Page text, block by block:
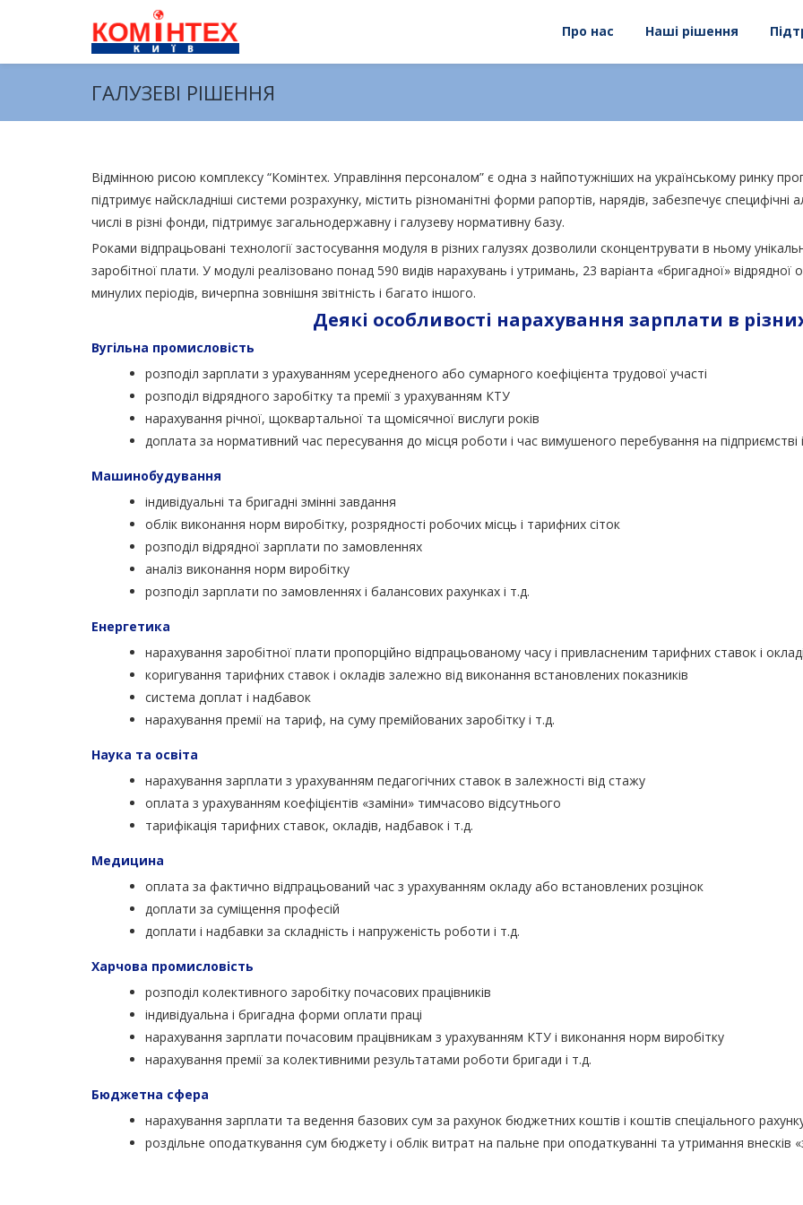
Про нас Наші рішення
ГАЛУЗЕВІ РІШЕННЯ
Відмінною рисою комплексу “Комінтех. Управління персоналом” є одна з найпотужніших на українському ринку
підтримує найскладніші системи розрахунку, містить різноманітні форми рапортів, нарядів, забезпечує
числі в різні фонди, підтримує загальнодержавну і галузеву нормативну базу.
Роками відпрацьовані технології застосування модуля в різних галузях дозволили сконцентрувати в ньому
заробітної плати. У модулі реалізовано понад 590 видів нарахувань і утримань, 23 варіанта «бригадної» відрядної
минулих періодів, вичерпна зовнішня звітність і багато іншого.
Деякі особливості нарахування зарплати в
Вугільна промисловість
розподіл зарплати з урахуванням усередненого або сумарного коефіцієнта трудової участі
розподіл відрядного заробітку та премії з урахуванням КТУ
нарахування річної, щоквартальної та щомісячної вислуги років
доплата за нормативний час пересування до місця роботи і час вимушеного перебування на підприємстві
Машинобудування
індивідуальні та бригадні змінні завдання
облік виконання норм виробітку, розрядності робочих місць і тарифних сіток
розподіл відрядної зарплати по замовленнях
аналіз виконання норм виробітку
розподіл зарплати по замовленнях і балансових рахунках і т.д.
Енергетика
нарахування заробітної плати пропорційно відпрацьованому часу і привласненим тарифних ставок і
коригування тарифних ставок і окладів залежно від виконання встановлених показників
система доплат і надбавок
нарахування премії на тариф, на суму премійованих заробітку і т.д.
Наука та освіта
нарахування зарплати з урахуванням педагогічних ставок в залежності від стажу
оплата з урахуванням коефіцієнтів «заміни» тимчасово відсутнього
тарифікація тарифних ставок, окладів, надбавок і т.д.
Медицина
оплата за фактично відпрацьований час з урахуванням окладу або встановлених розцінок
доплати за суміщення професій
доплати і надбавки за складність і напруженість роботи і т.д.
Харчова промисловість
розподіл колективного заробітку почасових працівників
індивідуальна і бригадна форми оплати праці
нарахування зарплати почасовим працівникам з урахуванням КТУ і виконання норм виробітку
нарахування премії за колективними результатами роботи бригади і т.д.
Бюджетна сфера
нарахування зарплати та ведення базових сум за рахунок бюджетних коштів і коштів спеціального
роздільне оподаткування сум бюджету і облік витрат на пальне при оподаткуванні та утримання внесків